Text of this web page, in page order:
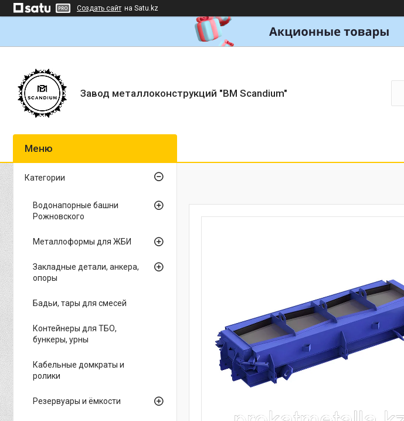
Создать сайт на Satu.kz
Завод металлоконструкций "BM Scandium"
Категории
Водонапорные башни
Рожновского
Металлоформы для ЖБИ
Закладные детали, анкера,
опоры
Бадьи, тары для смесей
Контейнеры для ТБО,
бункеры, урны
Кабельные домкраты и
ролики
Резервуары и ёмкости